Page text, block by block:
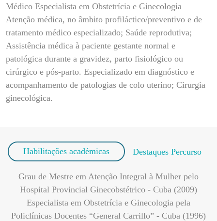
Médico Especialista em Obstetrícia e Ginecologia
Atenção médica, no âmbito profiláctico/preventivo e de
tratamento médico especializado; Saúde reprodutiva;
Assistência médica à paciente gestante normal e
patológica durante a gravidez, parto fisiológico ou
cirúrgico e pós-parto. Especializado em diagnóstico e
acompanhamento de patologias de colo uterino; Cirurgia
ginecológica.
Habilitações académicas Destaques Percurso
Grau de Mestre em Atenção Integral à Mulher pelo
Hospital Provincial Ginecobstétrico - Cuba (2009)
Especialista em Obstetrícia e Ginecologia pela
Policlínicas Docentes “General Carrillo” - Cuba (1996)